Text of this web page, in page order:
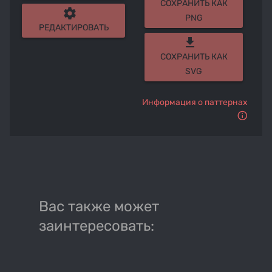
settings
РЕДАКТИРОВАТЬ
СОХРАНИТЬ КАК
PNG
get_app
СОХРАНИТЬ КАК
SVG
Информация о паттернах
Вас также может
заинтересовать: